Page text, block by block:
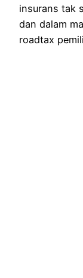
insurans tak
dan dalam
roadtax